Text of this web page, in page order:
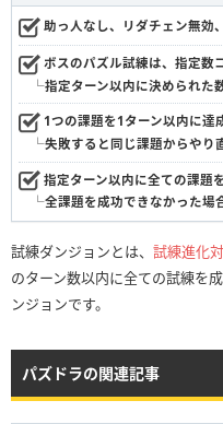
助っ人なし、リダチェン無効
ボスのパズル試練は、指定数
└指定ターン以内に決められた
1つの課題を1ターン以内に達
└失敗すると同じ課題からやり
指定ターン以内に全ての課題
└全課題を成功できなかった場
試練ダンジョンとは、 試練進化
のターン数以内に全ての試練を
ンジョンです。
パズドラの関連記事